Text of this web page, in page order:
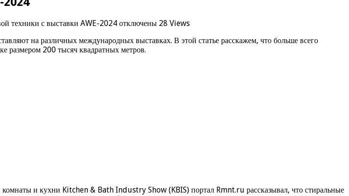
техники с выставки AWE-2024 отключены 28 Views
на различных международных выставках. В этой статье расскажем, что больше всего
размером 200 тысяч квадратных метров.
и кухни Kitchen & Bath Industry Show (KBIS) портал Rmnt.ru рассказывал, что стиральные